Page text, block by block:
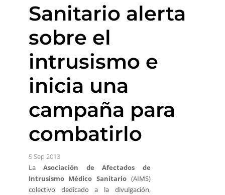
Sanitario alerta
sobre el
intrusismo e
inicia una
campaña para
combatirlo
5 Sep 2013
LaAsociación de Afectados de
Intrusismo Médico Sanitario (AIMS)
colectivo dedicado a la divulgación,